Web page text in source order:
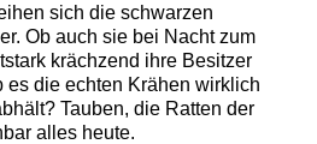
sich die schwarzen
Ob auch sie bei Nacht zum
krächzend ihre Besitzer
es die echten Krähen wirklich
Tauben, die Ratten der
alles heute.